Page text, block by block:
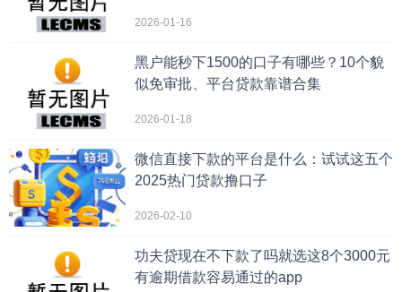
2026-01-16
黑户能秒下1500的口子有哪些？10个貌
似免审批、平台贷款靠谱合集
2026-01-18
微信直接下款的平台是什么：试试这五个
2025热门贷款撸口子
2026-02-10
功夫贷现在不下款了吗就选这8个3000元
有逾期借款容易通过的app